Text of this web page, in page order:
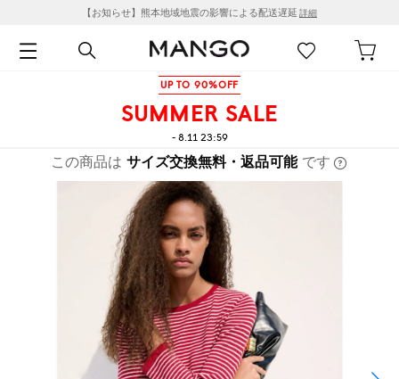
【お知らせ】熊本地域地震の影響による配送遅延 詳細
UP TO 90%OFF
SUMMER SALE
- 8.11 23:59
この商品は サイズ交換無料・返品可能 です